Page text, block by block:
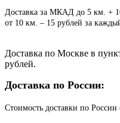
Доставка за МКАД до 5 км. +
от 10 км. – 15 рублей за
Доставка по Москве в
рублей.
Доставка по России:
Стоимость доставки по России